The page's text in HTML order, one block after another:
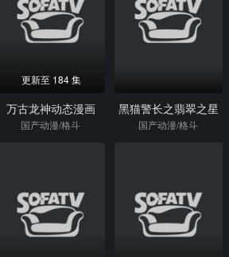
更新至 184 集
万古龙神动态漫画
国产动漫/格斗
黑猫警长之翡翠之星
国产动漫/格斗